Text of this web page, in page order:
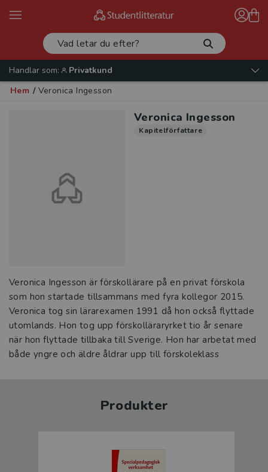
Handlar som:
Privatkund
Hem / Veronica Ingesson
Veronica Ingesson
Kapitelförfattare
Veronica Ingesson är förskollärare på en privat förskola
som hon startade tillsammans med fyra kollegor 2015.
Veronica tog sin lärarexamen 1991 då hon också flyttade
utomlands. Hon tog upp förskolläraryrket tio år senare
när hon flyttade tillbaka till Sverige. Hon har arbetat med
både yngre och äldre åldrar upp till förskoleklass
Produkter